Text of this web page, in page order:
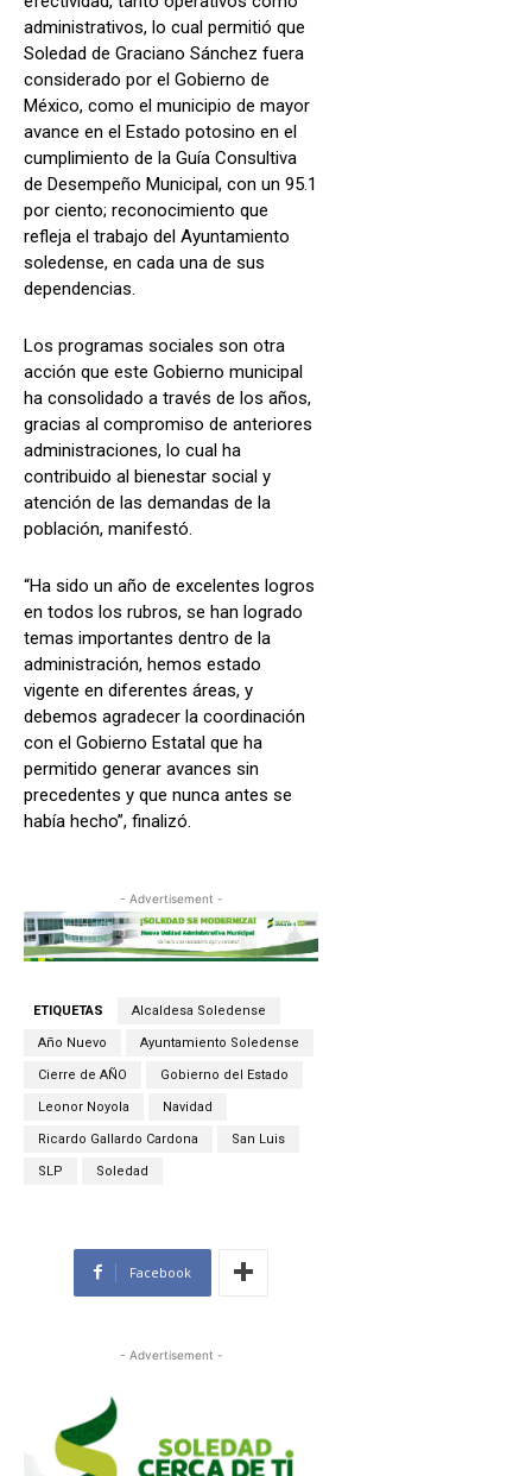
administrativos, lo cual permitió que
Soledad de Graciano Sánchez fuera
considerado por el Gobierno de
México, como el municipio de mayor
avance en el Estado potosino en el
cumplimiento de la Guía Consultiva
de Desempeño Municipal, con un 95.1
por ciento; reconocimiento que
refleja el trabajo del Ayuntamiento
soledense, en cada una de sus
dependencias.
Los programas sociales son otra
acción que este Gobierno municipal
ha consolidado a través de los años,
gracias al compromiso de anteriores
administraciones, lo cual ha
contribuido al bienestar social y
atención de las demandas de la
población, manifestó.
“Ha sido un año de excelentes logros
en todos los rubros, se han logrado
temas importantes dentro de la
administración, hemos estado
vigente en diferentes áreas, y
debemos agradecer la coordinación
con el Gobierno Estatal que ha
permitido generar avances sin
precedentes y que nunca antes se
había hecho”, finalizó.
- Advertisement -
ETIQUETAS Alcaldesa Soledense
Año Nuevo Ayuntamiento Soledense
Cierre de AÑO Gobierno del Estado
Leonor Noyola Navidad
Ricardo Gallardo Cardona San Luis
SLP Soledad
Facebook
- Advertisement -